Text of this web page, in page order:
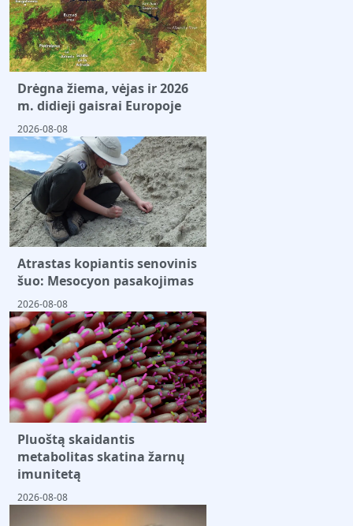
Drėgna žiema, vėjas ir 2026
m. didieji gaisrai Europoje
2026-08-08
Atrastas kopiantis senovinis
šuo: Mesocyon pasakojimas
2026-08-08
Pluoštą skaidantis
metabolitas skatina žarnų
imunitetą
2026-08-08